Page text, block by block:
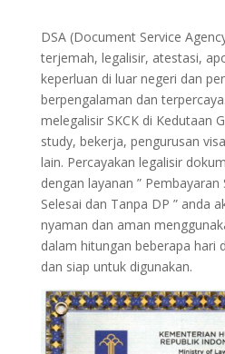
DSA (Document Service
terjemah, legalisir, atestasi,
keperluan di luar negeri dan
berpengalaman dan
melegalisir SKCK di Kedutaan
study, bekerja, pengurusan
lain. Percayakan legalisir
dengan layanan ”
Selesai dan Tanpa DP ” anda
nyaman dan aman
dalam hitungan beberapa hari
dan siap untuk digunakan.